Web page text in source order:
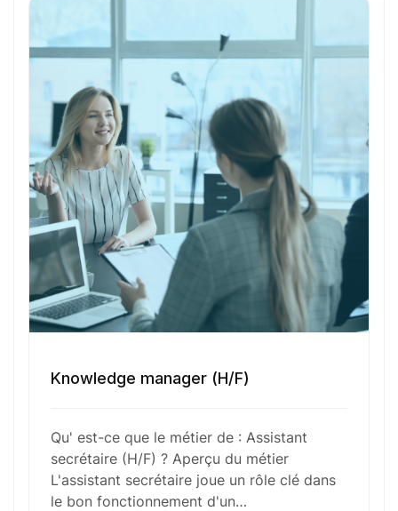
Votre nom
Votre e-mail
Numéro de téléphone
Sélectionner une agence Oxygène Intérim/ BTT
Glisser & déposer les fichiers ici
ou
Parcourir les fichiers
Knowledge manager (H/F)
Qu' est-ce que le métier de : Assistant
secrétaire (H/F) ? Aperçu du métier
L'assistant secrétaire joue un rôle clé dans
le bon fonctionnement d'un…